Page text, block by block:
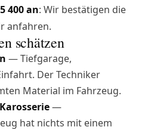
400 an: Wir bestätigen die
anfahren.
schätzen
— Tiefgarage,
Der Techniker
Material im Fahrzeug.
—
hat nichts mit einem